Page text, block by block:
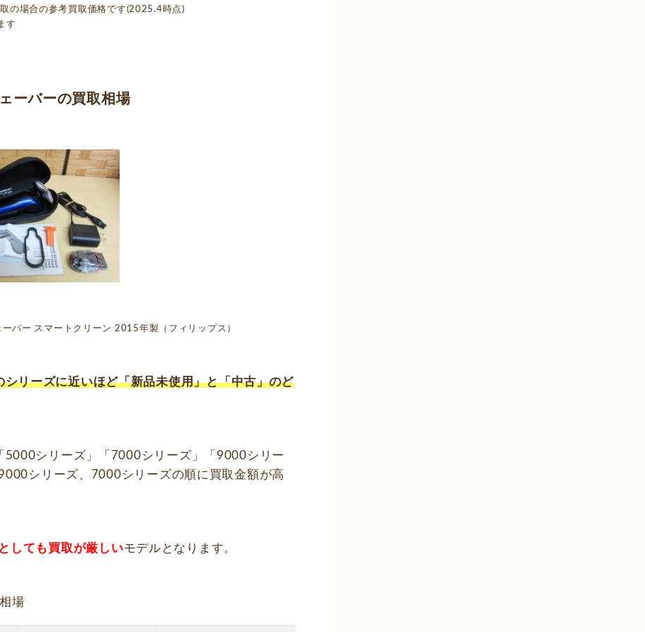
の場合の参考買取価格です(2025.4時点)
す
ーバーの買取相場
バー スマートクリーン 2015年製（フィリップス）
シリーズに近いほど「新品未使用」と「中古」のど
5000シリーズ」「7000シリーズ」「9000シリー
シリーズ、7000シリーズの順に買取金額が高
しても買取が厳しいモデルとなります。
場